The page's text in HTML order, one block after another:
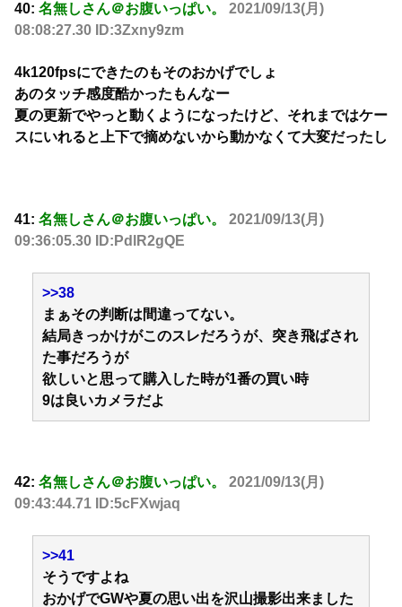
40: 名無しさん＠お腹いっぱい。
2021/09/13(月)
08:08:27.30 ID:3Zxny9zm
4k120fpsにできたのもそのおかげでしょ
あのタッチ感度酷かったもんなー
夏の更新でやっと動くようになったけど、それまではケー
スにいれると上下で摘めないから動かなくて大変だったし
41: 名無しさん＠お腹いっぱい。
2021/09/13(月)
09:36:05.30 ID:PdlR2gQE
>>38
まぁその判断は間違ってない。
結局きっかけがこのスレだろうが、突き飛ばされ
た事だろうが
欲しいと思って購入した時が1番の買い時
9は良いカメラだよ
42: 名無しさん＠お腹いっぱい。
2021/09/13(月)
09:43:44.71 ID:5cFXwjaq
>>41
そうですよね
おかげでGWや夏の思い出を沢山撮影出来ました